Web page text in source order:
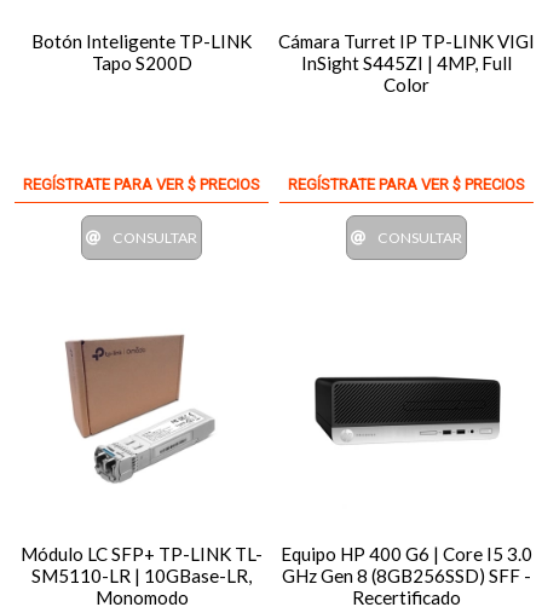
Botón Inteligente TP-LINK
Tapo S200D
REGÍSTRATE PARA VER $ PRECIOS
CONSULTAR
Cámara Turret IP TP-LINK VIGI
InSight S445ZI | 4MP, Full
Color
REGÍSTRATE PARA VER $ PRECIOS
CONSULTAR
Módulo LC SFP+ TP-LINK TL-
SM5110-LR | 10GBase-LR,
Monomodo
Equipo HP 400 G6 | Core I5 3.0
GHz Gen 8 (8GB256SSD) SFF -
Recertificado